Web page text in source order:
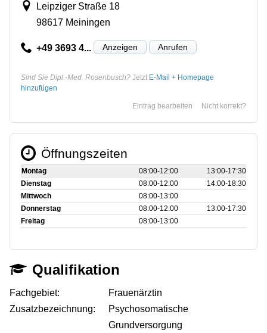
Leipziger Straße 18
98617 Meiningen
+49 3693 4... Anzeigen Anrufen
Sind Sie Dipl.-Med. Rosenbusch? Jetzt E-Mail + Homepage
hinzufügen
Nicht korrekt?
Eintrag bearbeiten
Öffnungszeiten
Montag 08:00‑12:00
13:00‑17:30
Dienstag
08:00‑12:00
14:00‑18:30
Mittwoch
08:00‑13:00
Donnerstag
08:00‑12:00
13:00‑17:30
Freitag
08:00‑13:00
Qualifikation
Fachgebiet:
Frauenärztin
Zusatzbezeichnung:
Psychosomatische
Grundversorgung